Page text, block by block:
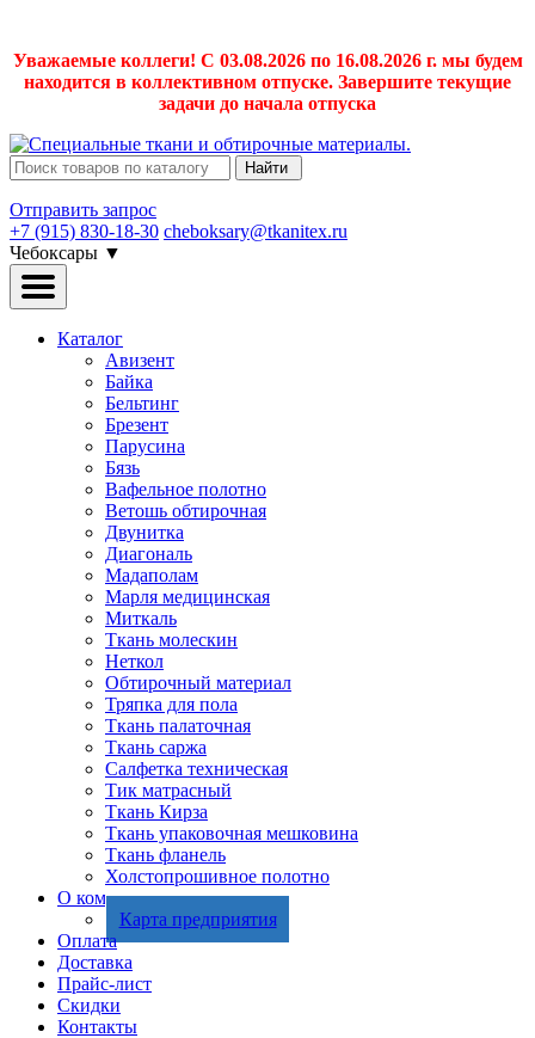
Уважаемые коллеги! С 03.08.2026 по 16.08.2026 г. мы будем
находится в коллективном отпуске. Завершите текущие
задачи до начала отпуска
Найти
Отправить запрос
+7 (915) 830-18-30 cheboksary@tkanitex.ru
Чебоксары ▼
Каталог
Авизент
Байка
Бельтинг
Брезент
Парусина
Бязь
Вафельное полотно
Ветошь обтирочная
Двунитка
Диагональ
Мадаполам
Марля медицинская
Миткаль
Ткань молескин
Неткол
Обтирочный материал
Тряпка для пола
Ткань палаточная
Ткань саржа
Салфетка техническая
Тик матрасный
Ткань Кирза
Ткань упаковочная мешковина
Ткань фланель
Холстопрошивное полотно
О компании
Карта предприятия
Оплата
Доставка
Прайс-лист
Скидки
Контакты